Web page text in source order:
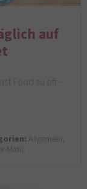
auf
Food zu oft –
Allgemein,
Matic